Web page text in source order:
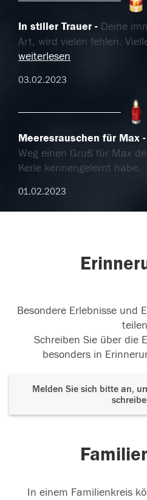
In stiller Trauer
Deine
Art, wird vielen fehlen.
weiterlesen
03.02.2023
Meeresrauschen für Max
Weg einen Gruß für Max
Kerle kennengelernt habe.
01.02.2023
Besondere Erlebnisse und
Schreiben Sie über die
besonders in
Melden Sie sich bitte an,
In einem Familienkreis